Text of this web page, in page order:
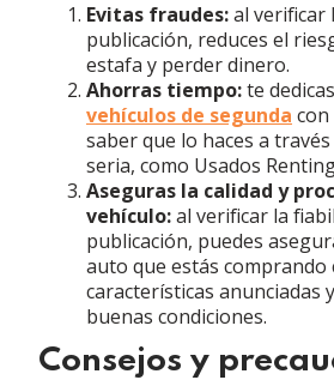
Evitas fraudes:al verificar
publicación, reduces el
estafa y perder dinero.
Ahorras tiempo:te
vehículos de segunda
saber que lo haces a
seria, como Usados
Aseguras la calidad y
vehículo:al verificar la
publicación, puedes
auto que estás comprando
características anunciadas
buenas condiciones.
Consejos y